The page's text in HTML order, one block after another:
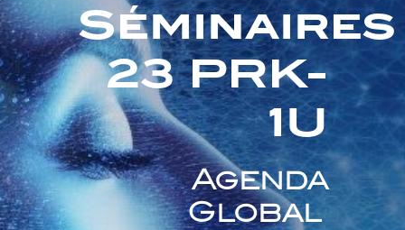
Séminaires
23 PRK-
1U
Agenda
Global